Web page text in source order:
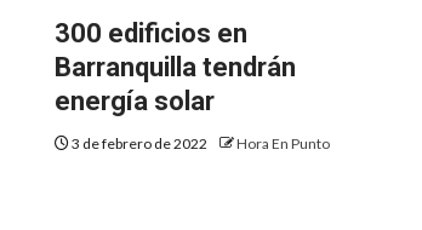
300 edificios en
Barranquilla tendrán
energía solar
3 de febrero de 2022 Hora En Punto